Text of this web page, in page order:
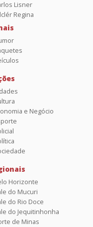
Lisner
Regina
e Negócio
Horizonte
do Mucuri
do Rio Doce
do Jequitinhonha
de Minas